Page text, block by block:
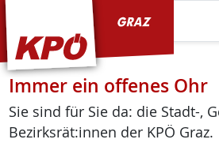
Immer ein offenes Ohr
Sie sind für Sie da: die Stadt-,
Bezirksrät:innen der KPÖ Graz.